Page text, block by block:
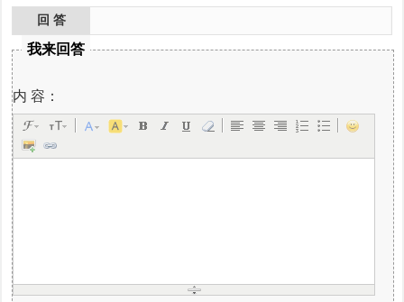
回 答
我来回答
内 容：